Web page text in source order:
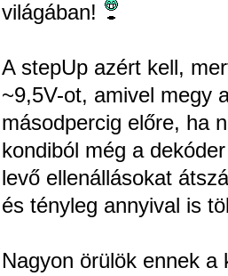
világában!
A stepUp azért kell,
~9,5V-ot, amivel megy
másodpercig előre, ha
kondiból még a
levő ellenállásokat
és tényleg annyival is
Nagyon örülök ennek